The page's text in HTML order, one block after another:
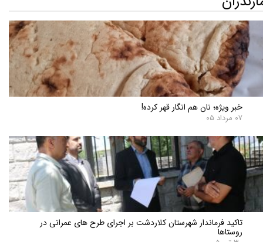
خبر ویژه؛ نان هم انگار قهر کرده!
۰۷ مرداد ۰۵
تاکید فرماندار شهرستان کلاردشت بر اجرای طرح های عمرانی در
روستاها